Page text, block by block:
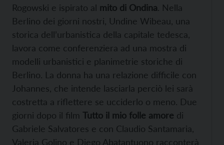
Rogowski e ispirato al mito di Ondina. Nella
Berlino dei giorni nostri, Undine Wibeau, una
storica dell’urbanistica della capitale tedesca,
lavora come conferenziera ad una mostra di
modelli urbanistici e planimetrie storiche di
Berlino. La donna ha una relazione difficile con
Johannes, che intende lasciarla perciò lei sarà
costretta a riflettere se ucciderlo o meno. Due
giorni dopo il film Tutto il mio folle amore di
Gabriele Salvatores e con Claudio Santamaria,
Valeria Golino e Diego Abatantuono racconterà